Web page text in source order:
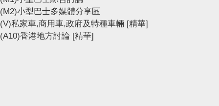
(M2)小型巴士多媒體分享區
(V)私家車,商用車,政府及特種車輛 [精華]
(A10)香港地方討論 [精華]